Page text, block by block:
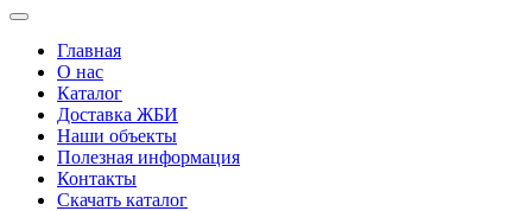
Главная
О нас
Каталог
Доставка ЖБИ
Наши объекты
Полезная информация
Контакты
Скачать каталог